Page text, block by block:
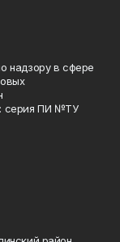
надзору в сфере
серия ПИ №ТУ